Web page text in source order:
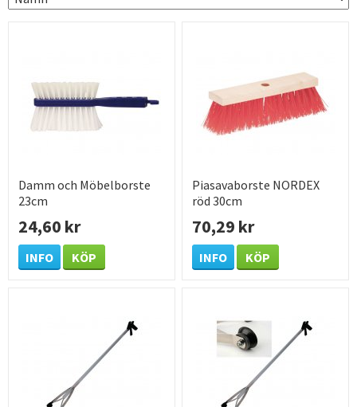
Damm och Möbelborste
23cm
24,60 kr
INFO KÖP
Piasavaborste NORDEX
röd 30cm
70,29 kr
INFO KÖP